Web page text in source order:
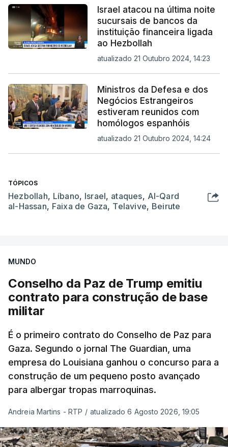
Israel atacou na última noite
sucursais de bancos da
instituição financeira ligada
ao Hezbollah
atualizado 21 Outubro 2024, 14:23
Ministros da Defesa e dos
Negócios Estrangeiros
estiveram reunidos com
homólogos espanhóis
atualizado 21 Outubro 2024, 14:24
TÓPICOS
Hezbollah, Líbano, Israel, ataques, Al-Qard
al-Hassan, Faixa de Gaza, Telavive, Beirute
MUNDO
Conselho da Paz de Trump emitiu
contrato para construção de base
militar
É o primeiro contrato do Conselho de Paz para
Gaza. Segundo o jornal The Guardian, uma
empresa do Louisiana ganhou o concurso para a
construção de um pequeno posto avançado
para albergar tropas marroquinas.
Andreia Martins - RTP / atualizado 6 Agosto 2026, 19:05